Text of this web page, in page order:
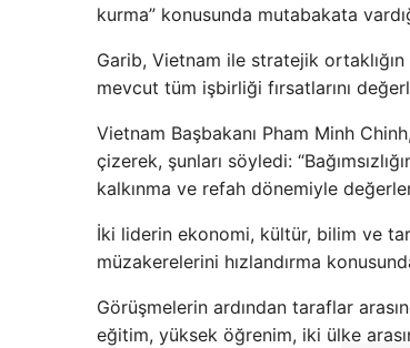
kurma” konusunda mutabakata
Garib, Vietnam ile stratejik
mevcut tüm işbirliği fırsatlarını
Vietnam Başbakanı Pham Minh
çizerek, şunları söyledi:
kalkınma ve refah dönemiyle
İki liderin ekonomi, kültür, bilim ve
müzakerelerini hızlandırma
Görüşmelerin ardından taraflar
eğitim, yüksek öğrenim, iki ülke